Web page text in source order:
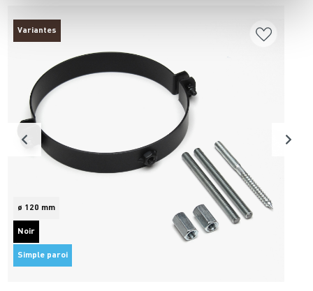
Variantes
ø 120 mm
Noir
Simple paroi